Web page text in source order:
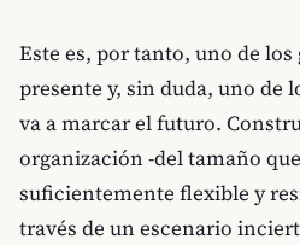
Este es, por tanto, uno de
presente y, sin duda, uno de
va a marcar el futuro.
organización -del tamaño
suficientemente flexible y
través de un escenario